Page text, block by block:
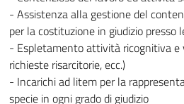
- Assistenza alla gestione del
per la costituzione in giudizio presso
- Espletamento attività ricognitiva e
richieste risarcitorie, ecc.)
- Incarichi ad litem per la
specie in ogni grado di giudizio